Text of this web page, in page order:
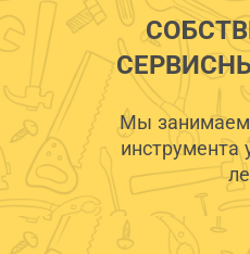
Мы
инструмента